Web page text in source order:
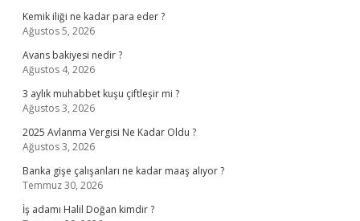
Kemik iliği ne kadar para eder ?
Ağustos 5, 2026
Avans bakiyesi nedir ?
Ağustos 4, 2026
3 aylık muhabbet kuşu çiftleşir mi ?
Ağustos 3, 2026
2025 Avlanma Vergisi Ne Kadar Oldu ?
Ağustos 3, 2026
Banka gişe çalışanları ne kadar maaş alıyor ?
Temmuz 30, 2026
İş adamı Halil Doğan kimdir ?